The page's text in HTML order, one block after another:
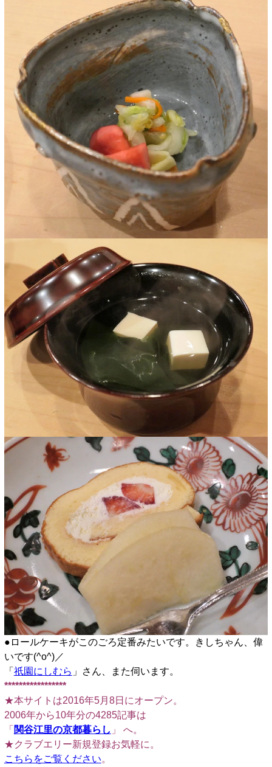
●ロールケーキがこのごろ定番みたいです。きしちゃん、偉
いです(^o^)／
「 祇園にしむら 」さん、また伺います。
*****************
★本サイトは2016年5月8日にオープン。
2006年から10年分の4285記事は
「 関谷江里の京都暮らし 」 へ。
★クラブエリー新規登録お気軽に。
こちらをご覧ください。